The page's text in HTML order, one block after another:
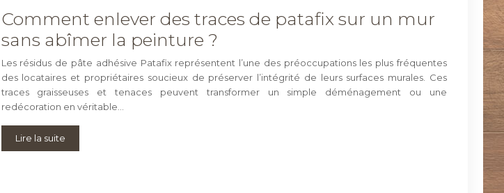
Comment enlever des traces de patafix sur un mur
sans abîmer la peinture ?
Les résidus de pâte adhésive Patafix représentent l’une des préoccupations les plus fréquentes
des locataires et propriétaires soucieux de préserver l’intégrité de leurs surfaces murales. Ces
traces graisseuses et tenaces peuvent transformer un simple déménagement ou une
redécoration en véritable…
Lire la suite